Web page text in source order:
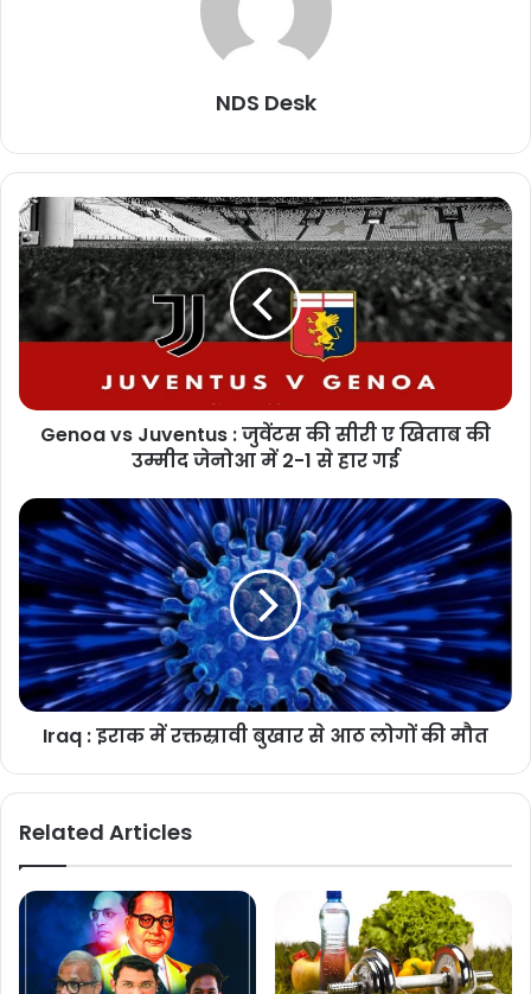
NDS Desk
Genoa vs Juventus : जुवेंटस की सीरी ए खिताब की
उम्मीद जेनोआ में 2-1 से हार गई
Iraq : इराक में रक्तस्रावी बुखार से आठ लोगों की मौत
Related Articles